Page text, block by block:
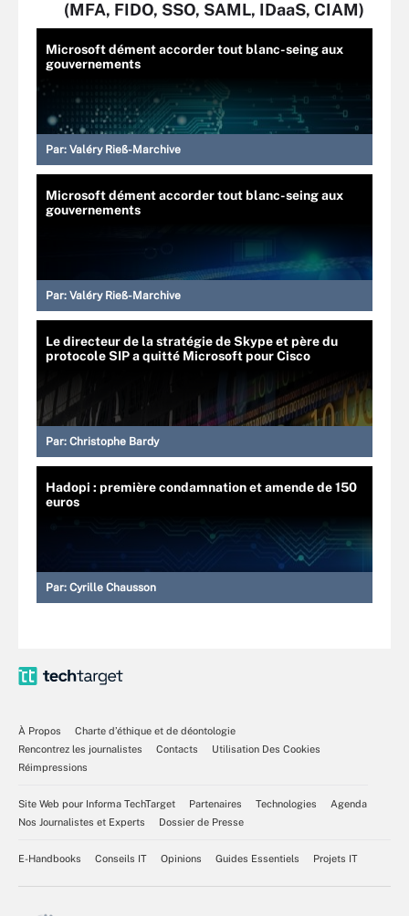
(MFA, FIDO, SSO, SAML, IDaaS, CIAM)
Microsoft dément accorder tout blanc-seing aux
gouvernements
Par: Valéry Rieß-Marchive
Microsoft dément accorder tout blanc-seing aux
gouvernements
Par: Valéry Rieß-Marchive
Le directeur de la stratégie de Skype et père du
protocole SIP a quitté Microsoft pour Cisco
Par: Christophe Bardy
Hadopi : première condamnation et amende de 150
euros
Par: Cyrille Chausson
À Propos
Charte d’éthique et de déontologie
Rencontrez les journalistes
Contacts
Utilisation Des Cookies
Réimpressions
Site Web pour Informa TechTarget Partenaires Technologies
Agenda
Nos Journalistes et Experts
Dossier de Presse
E-Handbooks Conseils IT Opinions Guides Essentiels Projets IT